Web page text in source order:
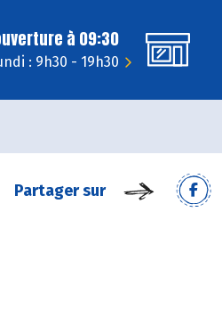
à 09:30
: 9h30 - 19h30
Partager sur